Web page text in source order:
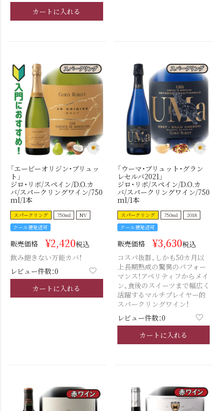
カートに入れる
「エービーオリジン・ブリュッ
ト」
ジロ・リボ/スペイン/D.O.カ
バ/スパークリングワイン/750
ml/1本
スパークリング 750ml
NV
クール便発送可
販売価格 ¥2,420税込
飲み飽きない万能カバ！
レビュー件数：0
カートに入れる
「ウーマ・ブリュット・グラン
レセルバ2021」
ジロ・リボ/スペイン/D.O.カ
バ/スパークリングワイン/750
ml/1本
スパークリング 750ml
2018
クール便発送可
販売価格 ¥3,630税込
コスパ抜群、しかも50カ月以
上長期熟成の驚異のパフォー
マンス！アペリティフからメイ
ン、食後のスイーツまで幅広く
活躍するマルチプレイヤー的
スパークリングワイン！
レビュー件数：0
カートに入れる